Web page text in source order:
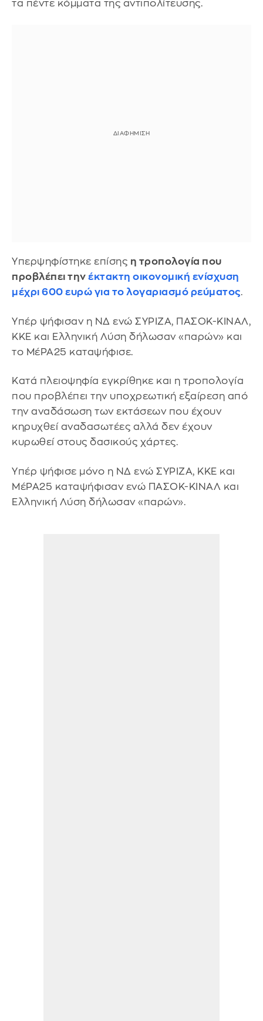
τα πέντε κόμματα της αντιπολίτευσης.
Υπερψηφίστηκε επίσης η τροπολογία που
προβλέπει την έκτακτη οικονομική ενίσχυση
μέχρι 600 ευρώ για το λογαριασμό ρεύματος.
Υπέρ ψήφισαν η ΝΔ ενώ ΣΥΡΙΖΑ, ΠΑΣΟΚ-ΚΙΝΑΛ,
ΚΚΕ και Ελληνική Λύση δήλωσαν «παρών» και
το ΜέΡΑ25 καταψήφισε.
Κατά πλειοψηφία εγκρίθηκε και η τροπολογία
που προβλέπει την υποχρεωτική εξαίρεση από
την αναδάσωση των εκτάσεων που έχουν
κηρυχθεί αναδασωτέες αλλά δεν έχουν
κυρωθεί στους δασικούς χάρτες.
Υπέρ ψήφισε μόνο η ΝΔ ενώ ΣΥΡΙΖΑ, ΚΚΕ και
ΜέΡΑ25 καταψήφισαν ενώ ΠΑΣΟΚ-ΚΙΝΑΛ και
Ελληνική Λύση δήλωσαν «παρών».